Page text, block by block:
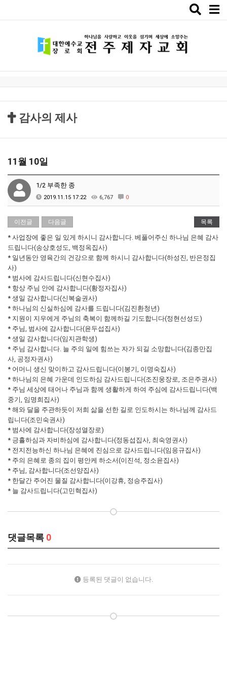
Toggle
감사의 제사
11월 10일
1/2 부족한 종
2019.11.15 17:22 6,767 0
이전글 다음글 목록
* 사업장에 좋은 일 있게 하시니 감사합니다. 베풀어주신 하나님 은혜 감사
드립니다(송상호성도, 백정옥집사)
* 일년동안 영육간의 건강으로 함께 하시니 감사합니다(하성진, 반은정집
사)
* 범사에 감사드립니다(신현수집사)
* 항상 주님 안에 감사합니다(황정자집사)
* 생일 감사합니다(신복술권사)
* 하나님의 신실하심에 감사를 드립니다(김진환청년)
* 지원이 지우에게 주님의 축복이 함께하길 기도합니다(정현선성도)
* 주님, 범사에 감사합니다(윤두섭집사)
* 생일 감사합니다(임지관학생)
* 주님 감사합니다. 늘 주의 일에 힘쓰는 자가 되길 소망합니다(김종만집
사, 공정자권사)
* 어머니 생신 맞이하고 감사드립니다(이봉기, 이명숙집사)
* 하나님의 은혜 가운데 인도하심 감사드립니다(조진웅장로, 조은주권사)
* 주님 세상에 태어나 주님과 함께 생활하게 하여 주심에 감사드립니다(백
중기, 임명희집사)
* 해와 달을 주관하듯이 저희 삶을 선한 길로 인도하시는 하나님께 감사드
립니다(조민숙권사)
* 범사에 감사합니다(장성열장로)
* 긍휼하심과 자비하심에 감사합니다(정동섭집사, 최숙영권사)
* 전지전능하신 하나님 은혜에 진심으로 감사드립니다(임응규집사)
* 주의 은혜로 종의 집이 평안케 하소서(이진석, 정소윤집사)
* 주님, 감사합니다(조선양집사)
* 한달간 주어진 물질 감사합니다(이강휴, 정승주집사)
* 늘 감사드립니다(고민혁집사)
댓글목록 0
등록된 댓글이 없습니다.